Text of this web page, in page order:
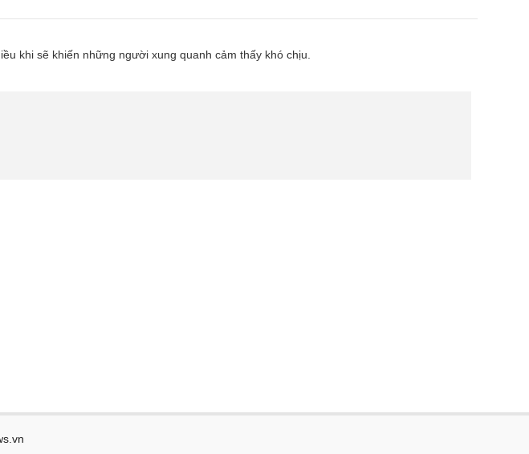
khi sẽ khiến những người xung quanh cảm thấy khó chịu.